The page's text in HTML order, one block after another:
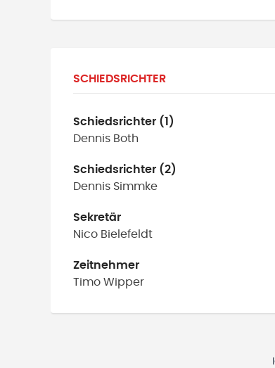
SCHIEDSRICHTER
Schiedsrichter (1)
Dennis Both
Schiedsrichter (2)
Dennis Simmke
Sekretär
Nico Bielefeldt
Zeitnehmer
Timo Wipper